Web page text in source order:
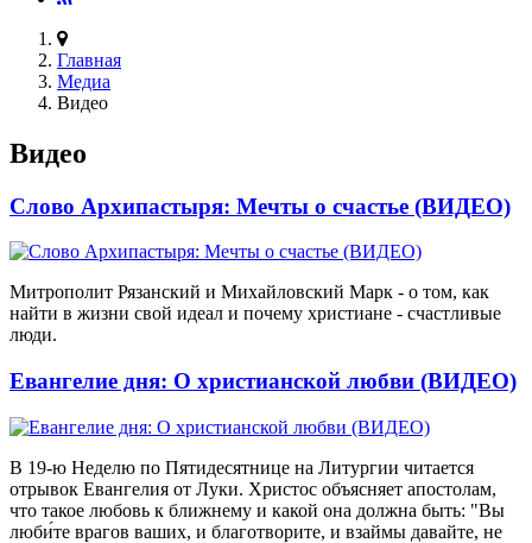
Главная
Медиа
Видео
Видео
Слово Архипастыря: Мечты о счастье (ВИДЕО)
Митрополит Рязанский и Михайловский Марк - о том, как
найти в жизни свой идеал и почему христиане - счастливые
люди.
Евангелие дня: О христианской любви (ВИДЕО)
В 19-ю Неделю по Пятидесятнице на Литургии читается
отрывок Евангелия от Луки. Христос объясняет апостолам,
что такое любовь к ближнему и какой она должна быть: "Вы
люби́те врагов ваших, и благотворите, и взаймы давайте, не